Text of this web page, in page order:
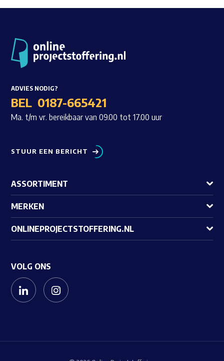
ADVIES NODIG?
BEL 0187-665421
Ma. t/m vr. bereikbaar van 09.00 tot 17.00 uur
STUUR EEN BERICHT
ASSORTIMENT
MERKEN
ONLINEPROJECTSTOFFERING.NL
VOLG ONS